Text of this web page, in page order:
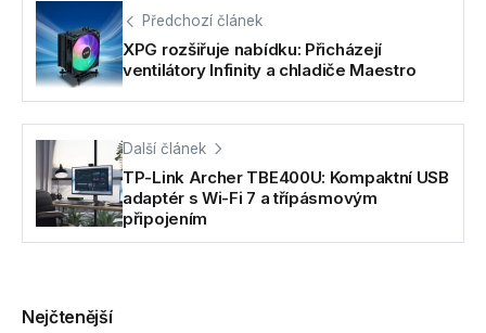
Předchozí článek
XPG rozšiřuje nabídku: Přicházejí
ventilátory Infinity a chladiče Maestro
Další článek
TP-Link Archer TBE400U: Kompaktní USB
adaptér s Wi-Fi 7 a třípásmovým
připojením
Nejčtenější